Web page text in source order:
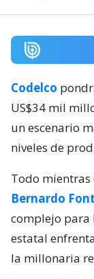
Codelco
US$34 mil
un escenario
niveles de
Todo mientras
Bernardo
complejo para
estatal
la millonaria